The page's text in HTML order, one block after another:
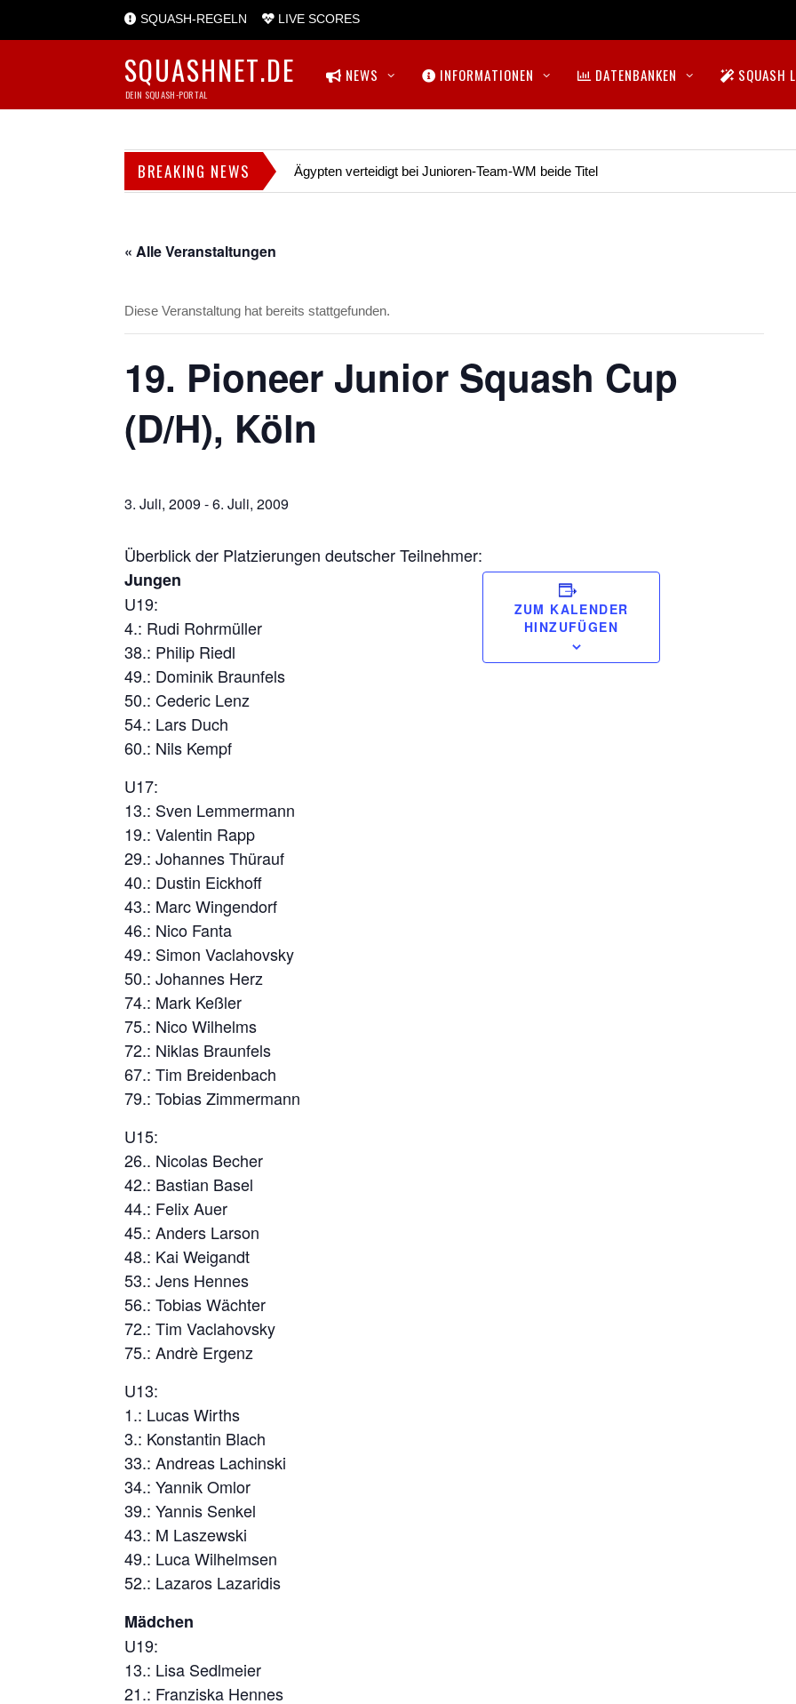
SQUASH-REGELN LIVE SCORES
SQUASHNET.DE
DEIN SQUASH-PORTAL
NEWS INFORMATIONEN DATENBANKEN SQUASH
BREAKING NEWS Ägypten verteidigt bei Junioren-Team-WM beide Titel
« Alle Veranstaltungen
Diese Veranstaltung hat bereits stattgefunden.
19. Pioneer Junior Squash Cup
(D/H), Köln
3. Juli, 2009 -6. Juli, 2009
Überblick der Platzierungen deutscher Teilnehmer:
Jungen
U19:
4.: Rudi Rohrmüller
38.: Philip Riedl
49.: Dominik Braunfels
50.: Cederic Lenz
54.: Lars Duch
60.: Nils Kempf
U17:
13.: Sven Lemmermann
19.: Valentin Rapp
29.: Johannes Thürauf
40.: Dustin Eickhoff
43.: Marc Wingendorf
46.: Nico Fanta
49.: Simon Vaclahovsky
50.: Johannes Herz
74.: Mark Keßler
75.: Nico Wilhelms
72.: Niklas Braunfels
67.: Tim Breidenbach
79.: Tobias Zimmermann
U15:
26.. Nicolas Becher
42.: Bastian Basel
44.: Felix Auer
45.: Anders Larson
48.: Kai Weigandt
53.: Jens Hennes
56.: Tobias Wächter
72.: Tim Vaclahovsky
75.: Andrè Ergenz
U13:
1.: Lucas Wirths
3.: Konstantin Blach
33.: Andreas Lachinski
34.: Yannik Omlor
39.: Yannis Senkel
43.: M Laszewski
49.: Luca Wilhelmsen
52.: Lazaros Lazaridis
Mädchen
U19:
13.: Lisa Sedlmeier
21.: Franziska Hennes
ZUM KALENDER
HINZUFÜGEN